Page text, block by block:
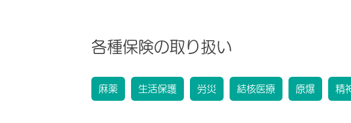
各種保険の取り扱い
麻薬 生活保護 労災 結核医療 原爆 精